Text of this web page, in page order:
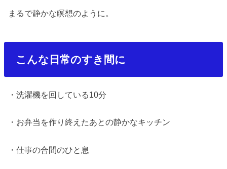
まるで静かな瞑想のように。
こんな日常のすき間に
・洗濯機を回している10分
・お弁当を作り終えたあとの静かなキッチン
・仕事の合間のひと息